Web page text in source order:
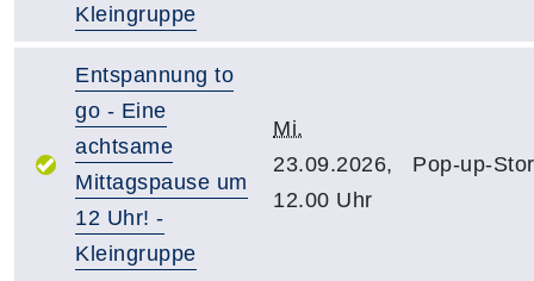
Kleingruppe
Entspannung to
go - Eine
achtsame
Mittagspause um
12 Uhr! -
Kleingruppe
Mi.
23.09.2026,
12.00 Uhr
Pop-up-